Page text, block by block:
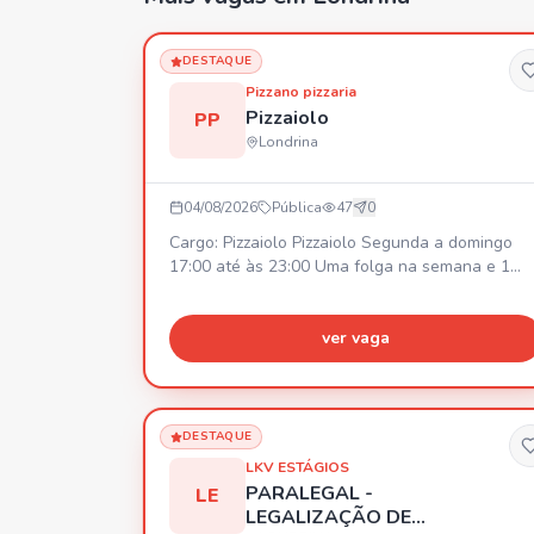
DESTAQUE
PP
Pizzano pizzaria
Pizzaiolo
Londrina
04/08/2026 Pública 47 0
Cargo: Pizzaiolo Pizzaiolo Segunda a domingo
17:00 até às 23:00 Uma folga na semana e 1
podendo ajustar rápido dependendo do
desenvolvimento.
ver vaga
DESTAQUE
LE
LKV ESTÁGIOS
PARALEGAL -
LEGALIZAÇÃO DE